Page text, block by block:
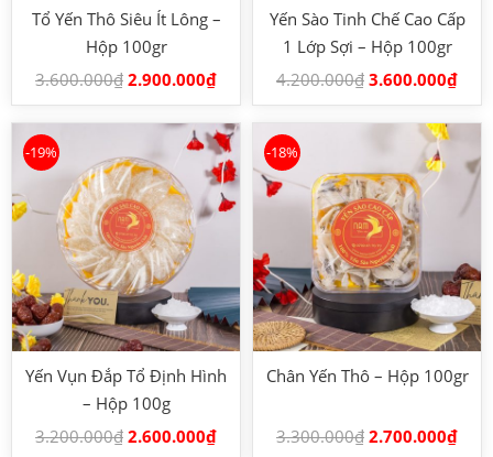
Tổ Yến Thô Siêu Ít Lông –
Hộp 100gr
3.600.000₫ 2.900.000₫
Yến Sào Tinh Chế Cao Cấp
1 Lớp Sợi – Hộp 100gr
4.200.000₫ 3.600.000₫
-19%
Yến Vụn Đắp Tổ Định Hình
– Hộp 100g
3.200.000₫ 2.600.000₫
-18%
Chân Yến Thô – Hộp 100gr
3.300.000₫ 2.700.000₫